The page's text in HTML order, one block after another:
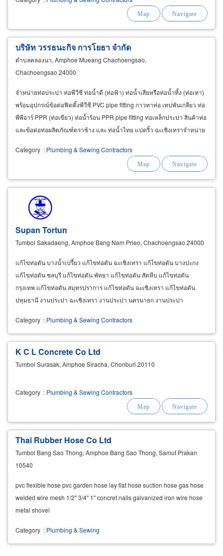
บริษัท วรรธนะกิจ การโยธา จำกัด
ตำบลคลองนา, Amphoe Mueang Chachoengsao,
Chachoengsao 24000
จำหน่ายท่อประปา ท่อพีวีซี ท่อน้ำดี (ท่อฟ้า) ท่อน้ำเสียหรือท่อน้ำทิ้ง (ท่อเทา)
พร้อมอุปกรณ์ข้อต่อฟิตติ้งพีวีซี PVC pipe fitting กาวทาท่อ เทปพันเกลียว ท่อ
พีพีอาร์ PPR (ท่อเขียว) ท่อน้ำร้อน PPR pipe fitting ท่อเหล็กประปา สินค้าท่อ
และข้อต่อท่อผลิตภัณฑ์ตราช้าง และ ท่อน้ำไทย แปดริ้ว ฉะเชิงเทราจำหน่าย
Category : Plumbing & Sewing Contractors
Supan Tortun
Tumbol Sakadaeng, Amphoe Bang Nam Prieo, Chachoengsao 24000
แก้ไขท่อตัน บางน้ำเปรี้ยว แก้ไขท่อตัน ฉะเชิงเทรา แก้ไขท่อตัน บางปะกง
แก้ไขท่อตัน ชลบุรี แก้ไขท่อตัน พัทยา แก้ไขท่อตัน สัตหีบ แก้ไขท่อตัน
กรุงเทพ แก้ไขท่อตัน สมุทรปราการ แก้ไขท่อตัน ฉะเชิงเทรา แก้ไขท่อตัน
ปทุมธานี งานประปา ฉะเชิงเทรา งานประปา นครนายก งานประปา
Category : Plumbing & Sewing Contractors
K C L Concrete Co Ltd
Tumbol Surasak, Amphoe Siracha, Chonburi 20110
Category : Plumbing & Sewing Contractors
Thai Rubber Hose Co Ltd
Tumbol Bang Sao Thong, Amphoe Bang Sao Thong, Samut Prakan
10540
pvc flexible hose pvc garden hose lay flat hose suction hose gas hose
welded wire mesh 1/2" 3/4" 1" concret nails galvanized iron wire hose
metal shovel
Category : Plumbing & Sewing